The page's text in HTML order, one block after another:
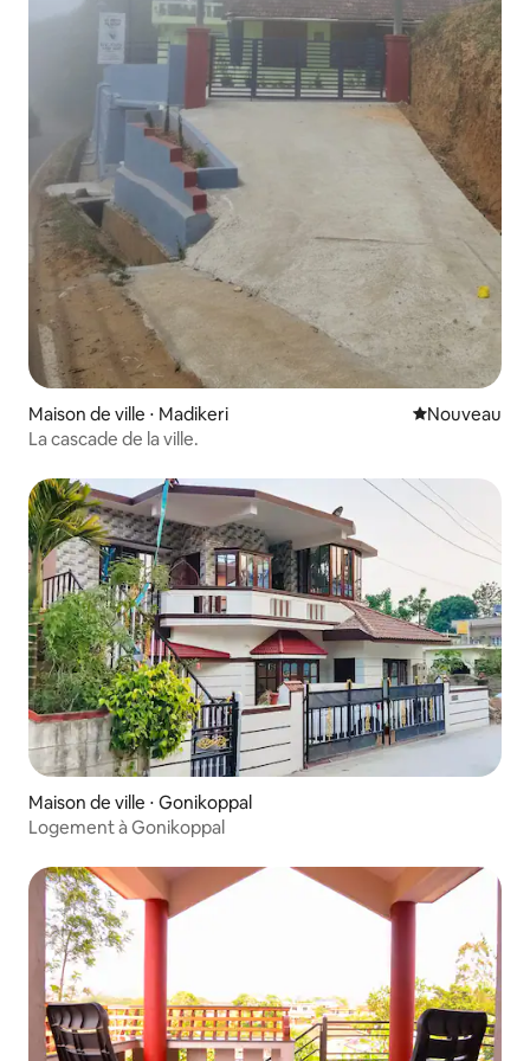
Maison de ville ⋅ Madikeri Nouvel
Nouveau
La cascade de la ville.
Maison de ville ⋅ Gonikoppal
Logement à Gonikoppal